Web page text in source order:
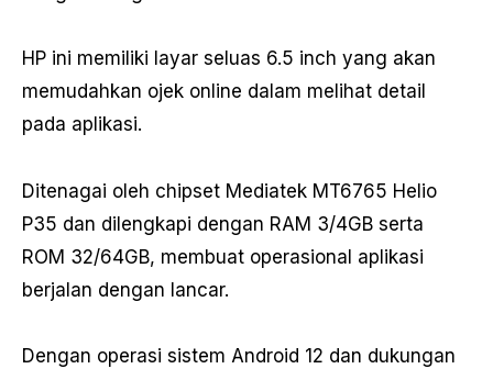
HP ini memiliki layar seluas 6.5 inch yang akan
memudahkan ojek online dalam melihat detail
pada aplikasi.
Ditenagai oleh chipset Mediatek MT6765 Helio
P35 dan dilengkapi dengan RAM 3/4GB serta
ROM 32/64GB, membuat operasional aplikasi
berjalan dengan lancar.
Dengan operasi sistem Android 12 dan dukungan